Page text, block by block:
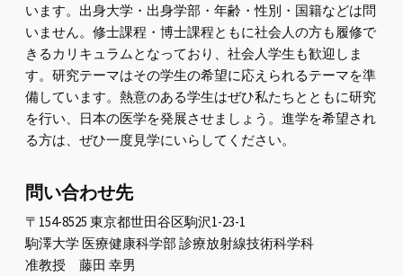
います。出身大学・出身学部・年齢・性別・国籍などは問
いません。修士課程・博士課程ともに社会人の方も履修で
きるカリキュラムとなっており、社会人学生も歓迎しま
す。研究テーマはその学生の希望に応えられるテーマを準
備しています。熱意のある学生はぜひ私たちとともに研究
を行い、日本の医学を発展させましょう。進学を希望され
る方は、ぜひ一度見学にいらしてください。
問い合わせ先
〒154-8525 東京都世田谷区駒沢1-23-1
駒澤大学 医療健康科学部 診療放射線技術科学科
准教授 藤田 幸男